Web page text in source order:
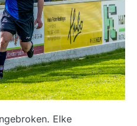
Elke